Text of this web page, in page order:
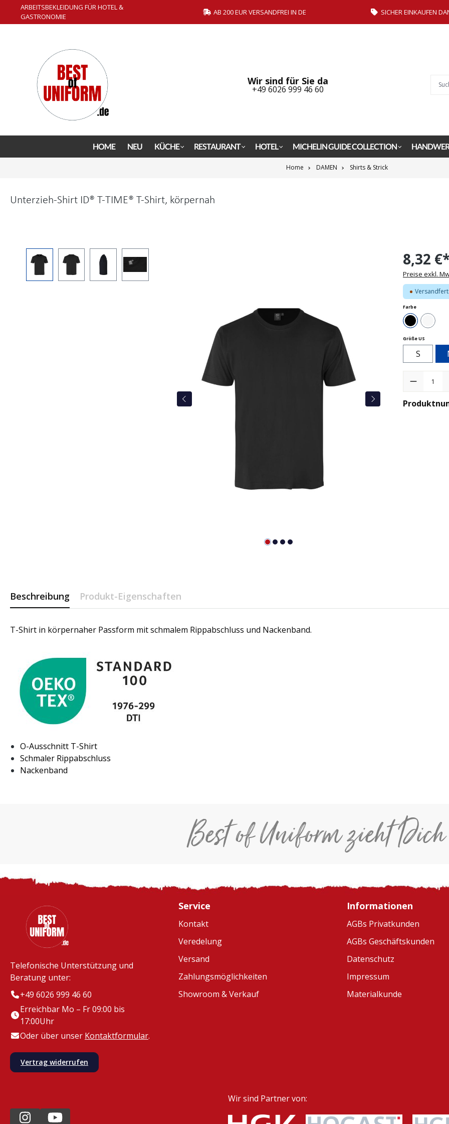
Zur Hauptnavigation springen
ARBEITSBEKLEIDUNG FÜR HOTEL &
GASTRONOMIE
AB 200 EUR VERSANDFREI IN DE SICHER EINKAUFEN
Wir sind für Sie da
+49 6026 999 46 60
HOME NEU KÜCHE RESTAURANT HOTEL MICHELIN GUIDE COLLECTION
Home DAMEN Shirts & Strick
Unterzieh-Shirt ID® T-TIME® T-Shirt, körpernah
Bildergalerie überspringen 8,32
Preise exkl.
Farbeauswählen
Schwarz
Weiß
Größe US
S
Beschreibung Produkt-Eigenschaften
T-Shirt in körpernaher Passform mit schmalem Rippabschluss und Nackenband.
O-Ausschnitt T-Shirt
Schmaler Rippabschluss
Nackenband
Best of Uniform zieht
Telefonische Unterstützung und
Beratung unter:
+49 6026 999 46 60
Erreichbar Mo – Fr 09:00 bis
17:00Uhr
Oder über unser Kontaktformular.
Vertrag widerrufen
Service
Kontakt
Veredelung
Versand
Zahlungsmöglichkeiten
Showroom & Verkauf
Informationen
AGBs Privatkunden
AGBs Geschäftskunden
Datenschutz
Impressum
Materialkunde
Wir sind Partner von: